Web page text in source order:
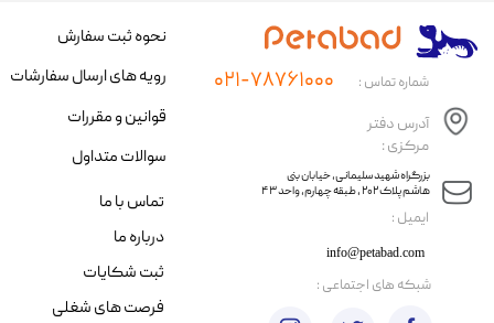
​ایمیل :
آدرس دفتر
مرکزی :
info@petabad.com
​​بزرگراه شهید سلیمانی، خیابان بنی
هاشم پلاک ۲۰۲ ، طبقه چهارم، واحد ۴۳
شماره تماس : ۰۲۱-۷۸۷۶۱۰۰۰
نحوه ثبت سفارش
رویه های ارسال سفارشات
قوانین و مقررات
سوالات متداول
تماس با ما
درباره ما
ثبت شکایات
فرصت های شغلی
​شبکه های اجتماعی :